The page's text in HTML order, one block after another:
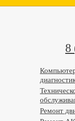
8
Ремонт